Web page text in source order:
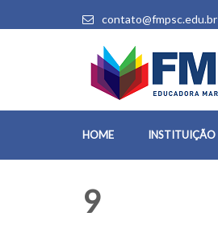
contato@fmpsc.edu.br
HOME INSTITUIÇÃO
9